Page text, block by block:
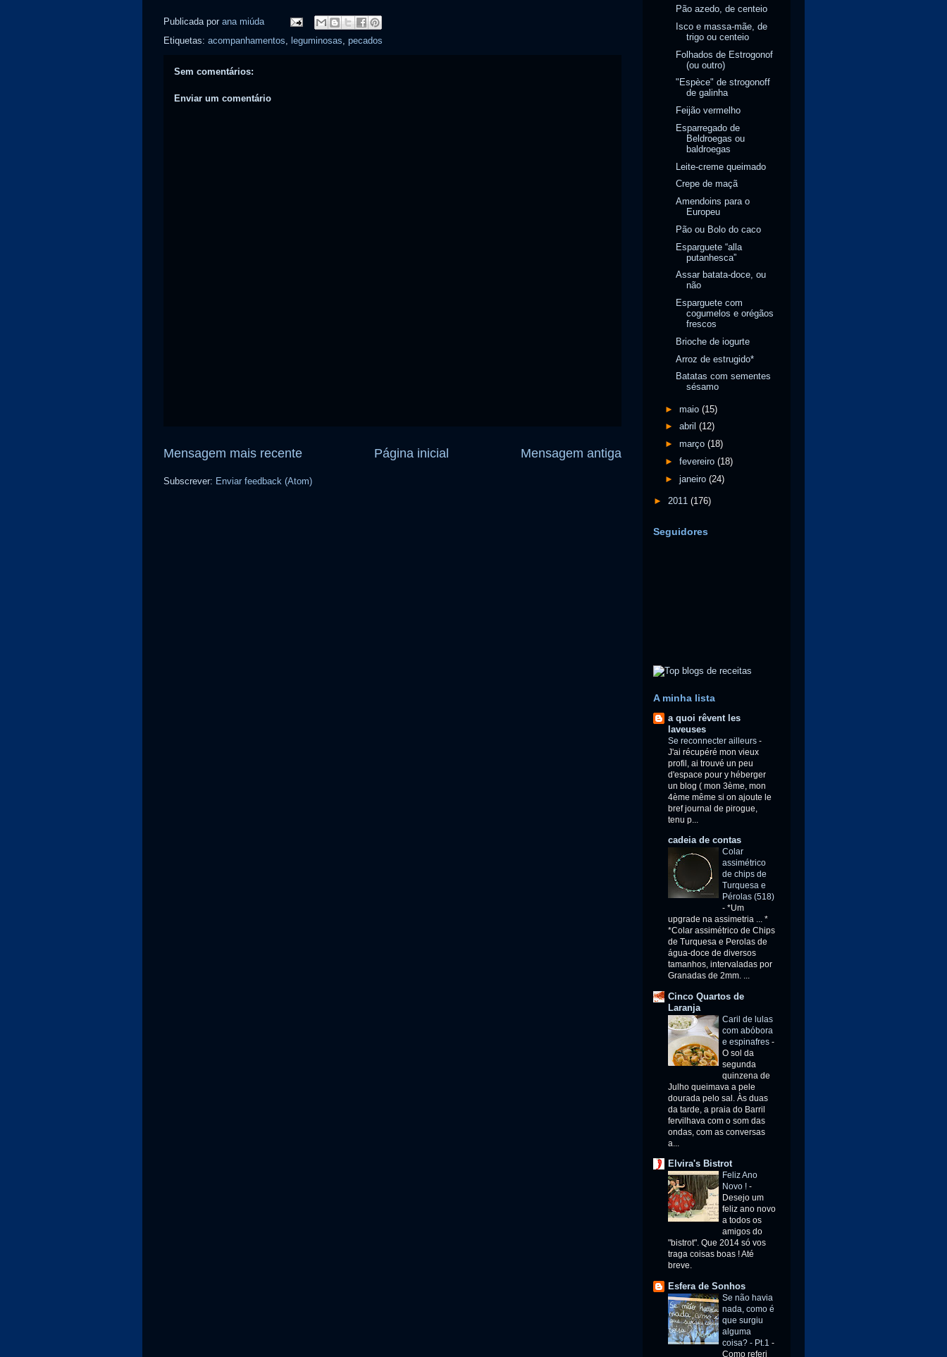
Publicada por ana miúda
Etiquetas: acompanhamentos, leguminosas, pecados
Sem comentários:
Enviar um comentário
Mensagem mais recente Mensagem antiga
Página inicial
Subscrever: Enviar feedback (Atom)
Pão azedo, de centeio
Isco e massa-mãe, de
trigo ou centeio
Folhados de Estrogonof
(ou outro)
"Espèce" de strogonoff
de galinha
Feijão vermelho
Esparregado de
Beldroegas ou
baldroegas
Leite-creme queimado
Crepe de maçã
Amendoins para o
Europeu
Pão ou Bolo do caco
Esparguete “alla
putanhesca”
Assar batata-doce, ou
não
Esparguete com
cogumelos e orégãos
frescos
Brioche de iogurte
Arroz de estrugido*
Batatas com sementes
sésamo
► maio (15)
► abril (12)
► março (18)
► fevereiro (18)
► janeiro (24)
► 2011 (176)
Seguidores
A minha lista
a quoi rêvent les
laveuses
Se reconnecter ailleurs -
J'ai récupéré mon vieux
profil, ai trouvé un peu
d'espace pour y héberger
un blog ( mon 3ème, mon
4ème même si on ajoute le
bref journal de pirogue,
tenu p...
cadeia de contas
Colar
assimétrico
de chips de
Turquesa e
Pérolas (518)
- *Um
upgrade na assimetria ... *
*Colar assimétrico de Chips
de Turquesa e Perolas de
água-doce de diversos
tamanhos, intervaladas por
Granadas de 2mm. ...
Cinco Quartos de
Laranja
Caril de lulas
com abóbora
e espinafres -
O sol da
segunda
quinzena de
Julho queimava a pele
dourada pelo sal. Às duas
da tarde, a praia do Barril
fervilhava com o som das
ondas, com as conversas
a...
Elvira's Bistrot
Feliz Ano
Novo ! -
Desejo um
feliz ano novo
a todos os
amigos do
"bistrot". Que 2014 só vos
traga coisas boas ! Até
breve.
Esfera de Sonhos
Se não havia
nada, como é
que surgiu
alguma
coisa? - Pt.1 -
Como referi